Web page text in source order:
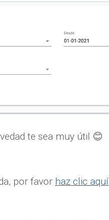
te sea muy útil 😊
por favor haz clic aquí